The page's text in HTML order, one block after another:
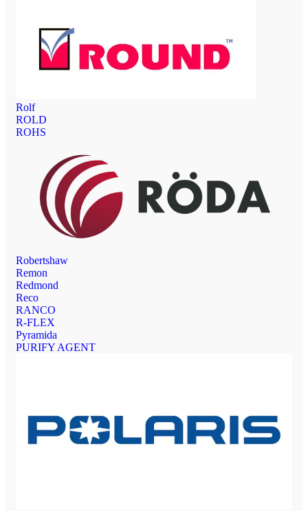
Rolf
ROLD
ROHS
Robertshaw
Remon
Redmond
Reco
RANCO
R-FLEX
Pyramida
PURIFY AGENT